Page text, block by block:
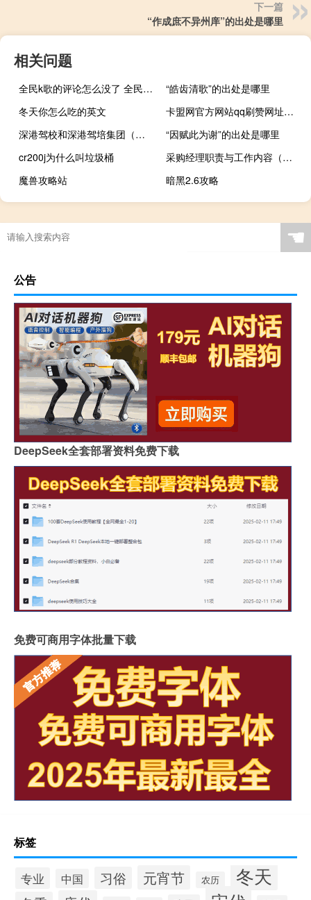
下一篇
“作成庶不异州庠”的出处是哪里
相关问题
全民k歌的评论怎么没了 全民k歌的评论怎么复制
“皓齿清歌”的出处是哪里
冬天你怎么吃的英文
卡盟网官方网站qq刷赞网址西门云(卡盟网站是真的吗)
深港驾校和深港驾培集团（深圳深港驾校怎么样）
“因赋此为谢”的出处是哪里
cr200j为什么叫垃圾桶
采购经理职责与工作内容（采购经理职责）
魔兽攻略站
暗黑2.6攻略
☚
公告
DeepSeek全套部署资料免费下载
免费可商用字体批量下载
标签
专业 中国 习俗 元宵节 农历 冬天